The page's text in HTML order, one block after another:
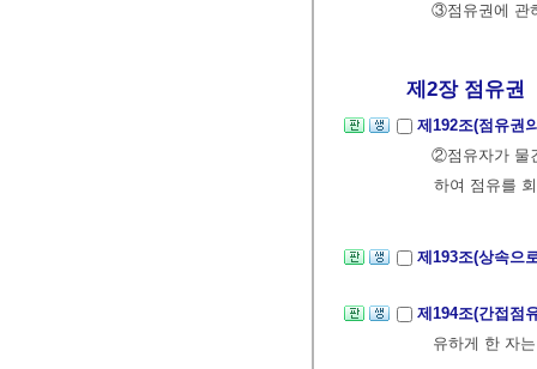
③점유권에 관
제2장 점유권
제192조(점유권
②점유자가 물
하여 점유를
제193조(상속으
제194조(간접점
유하게 한 자